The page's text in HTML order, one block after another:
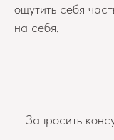
ощутить себя
на себя.
Запросить